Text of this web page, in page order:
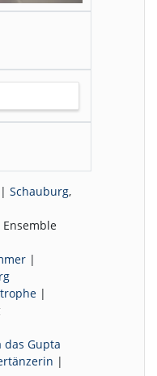
|Schauburg,
|
|
das Gupta
|